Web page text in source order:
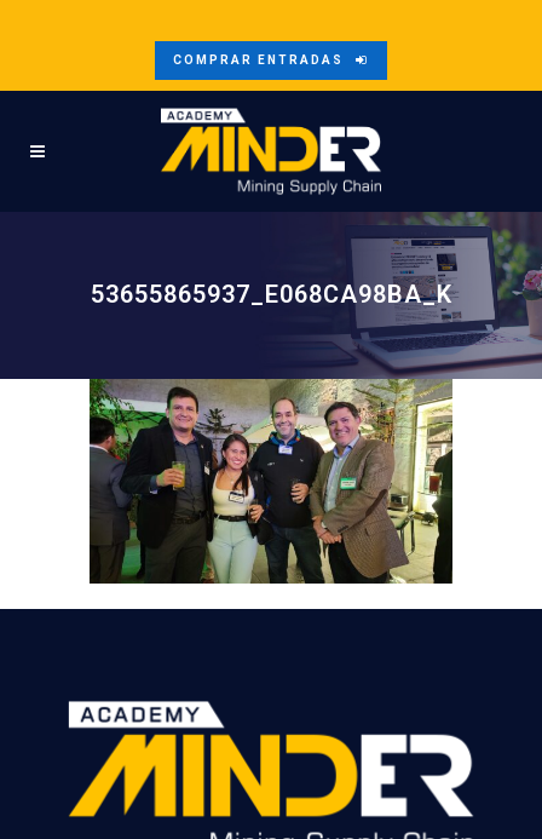
COMPRAR ENTRADAS
53655865937_E068CA98BA_K